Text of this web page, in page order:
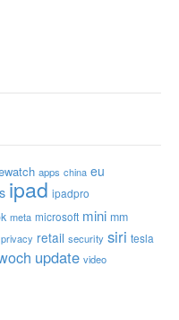
apps china eu
ipad ipadpro
meta microsoft mini mm
privacy retail security siri tesla
update video